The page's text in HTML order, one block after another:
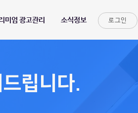
미엄 광고관리 소식정보 로그인
립니다.